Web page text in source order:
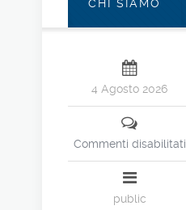
CHI SIAMO
4 Agosto 2026
Commenti disabilitati
public